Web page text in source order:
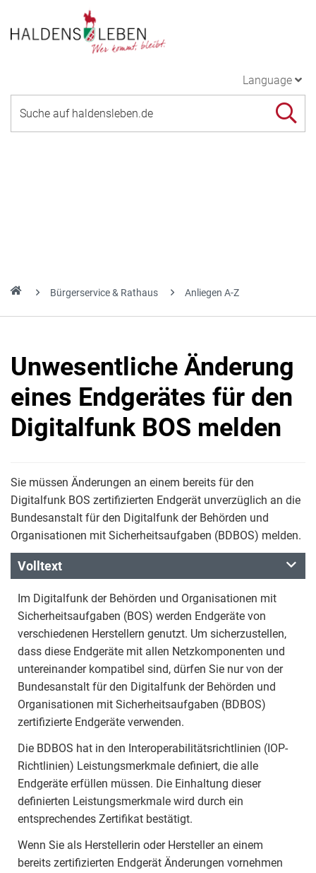
Language
Bürgerservice & Rathaus Anliegen A-Z
Unwesentliche Änderung
eines Endgerätes für den
Digitalfunk BOS melden
Sie müssen Änderungen an einem bereits für den
Digitalfunk BOS zertifizierten Endgerät unverzüglich an die
Bundesanstalt für den Digitalfunk der Behörden und
Organisationen mit Sicherheitsaufgaben (BDBOS) melden.
Volltext
Im Digitalfunk der Behörden und Organisationen mit
Sicherheitsaufgaben (BOS) werden Endgeräte von
verschiedenen Herstellern genutzt. Um sicherzustellen,
dass diese Endgeräte mit allen Netzkomponenten und
untereinander kompatibel sind, dürfen Sie nur von der
Bundesanstalt für den Digitalfunk der Behörden und
Organisationen mit Sicherheitsaufgaben (BDBOS)
zertifizierte Endgeräte verwenden.
Die BDBOS hat in den Interoperabilitätsrichtlinien (IOP-
Richtlinien) Leistungsmerkmale definiert, die alle
Endgeräte erfüllen müssen. Die Einhaltung dieser
definierten Leistungsmerkmale wird durch ein
entsprechendes Zertifikat bestätigt.
Wenn Sie als Herstellerin oder Hersteller an einem
bereits zertifizierten Endgerät Änderungen vornehmen